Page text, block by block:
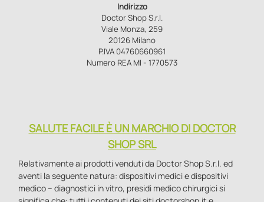
Indirizzo
Doctor Shop S.r.l.
Viale Monza, 259
20126 Milano
P.IVA 04760660961
Numero REA MI - 1770573
SALUTE FACILE È UN MARCHIO DI DOCTOR
SHOP SRL
Relativamente ai prodotti venduti da Doctor Shop S.r.l. ed
aventi la seguente natura: dispositivi medici e dispositivi
medico – diagnostici in vitro, presidi medico chirurgici si